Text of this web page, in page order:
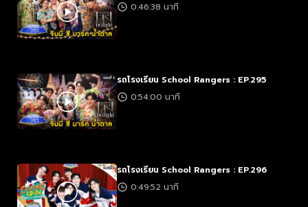
0:46:38 นาที
รถโรงเรียน School Rangers : EP.295
0:54:00 นาที
รถโรงเรียน School Rangers : EP.296
0:49:52 นาที